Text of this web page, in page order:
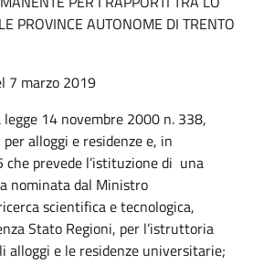
PROVINCE AUTONOME DI TRENTO
7 marzo 2019
legge 14 novembre 2000 n. 338,
alloggi e residenze e, in
che prevede l’istituzione di una
nominata dal Ministro
scientifica e tecnologica,
Stato Regioni, per l’istruttoria
alloggi e le residenze universitarie;